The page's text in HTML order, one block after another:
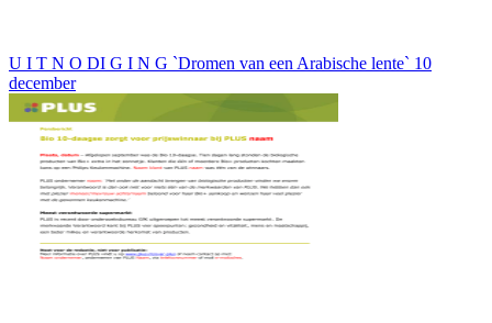
U I T N O DI G I N G `Dromen van een Arabische lente` 10
december